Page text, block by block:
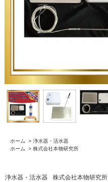
ホーム > 浄水器・活水器
ホーム
> 株式会社本物研究所
浄水器・活水器 株式会社本物研究所